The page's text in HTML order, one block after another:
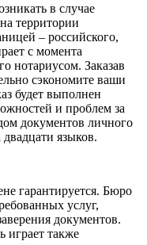
в случае
территории
– российского,
с момента
нотариусом. Заказав
сэкономите ваши
будет выполнен
и проблем за
документов личного
языков.
гарантируется. Бюро
услуг,
документов.
играет также